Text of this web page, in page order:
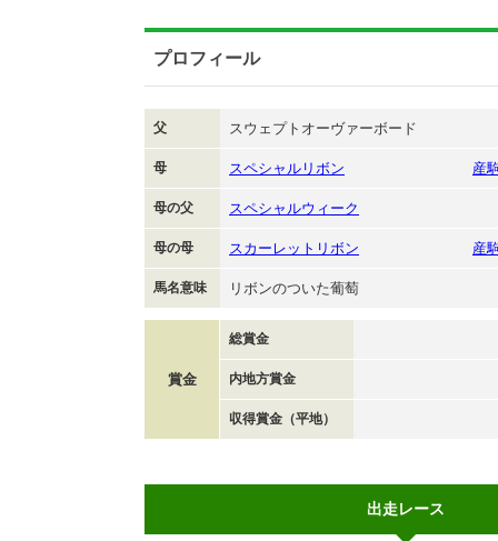
プロフィール
父 スウェプトオーヴァーボード
母 スペシャルリボン 産
母の父 スペシャルウィーク
母の母 スカーレットリボン 産
馬名意味 リボンのついた葡萄
賞金
総賞金
内地方賞金
収得賞金（平地）
出走レース